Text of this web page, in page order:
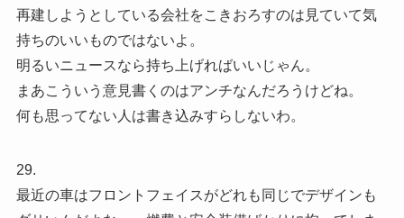
再建しようとしている会社をこきおろすのは見ていて気
持ちのいいものではないよ。
明るいニュースなら持ち上げればいいじゃん。
まあこういう意見書くのはアンチなんだろうけどね。
何も思ってない人は書き込みすらしないわ。
29.
最近の車はフロントフェイスがどれも同じでデザインも